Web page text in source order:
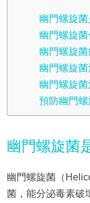
幽門螺旋
幽門螺旋
幽門螺旋
幽門螺旋
幽門螺旋
預防幽門
幽門螺旋菌
幽門螺旋菌（
菌，能分泌毒素破